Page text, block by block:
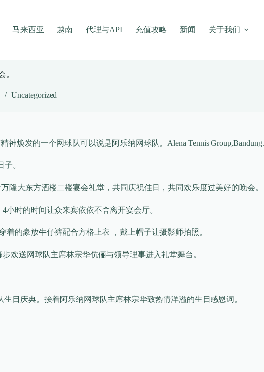
马来西亚 越南 代理与API 充值攻略 新闻 关于我们
。
Uncategorized
焕发的一个网球队可以说是阿乐纳网球队。Alena Tennis Group,Bandung.
。
隆大东方酒楼二楼宴会礼堂，共同庆祝佳日，共同欢乐度过美好的晚会。
时的时间让众来宾依依不舍离开宴会厅。
的豪放牛仔裤配合方格上衣 ，戴上帽子让摄影师拍照。
欢送网球队主席林宗华伉俪与领导理事进入礼堂舞台。
日庆典。接着阿乐纳网球队主席林宗华致热情洋溢的生日感恩词。